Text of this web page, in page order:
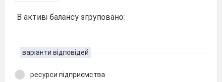
В активі балансу згруповано:
варіанти відповідей
ресурси підприємства